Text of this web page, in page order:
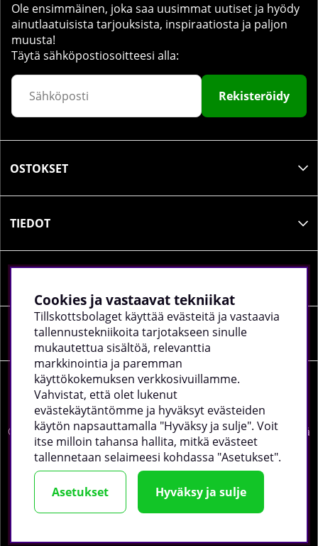
Ole ensimmäinen, joka saa uusimmat uutiset ja hyödy
ainutlaatuisista tarjouksista, inspiraatiosta ja paljon
muusta!
Täytä sähköpostiosoitteesi alla:
Rekisteröidy
OSTOKSET
TIEDOT
YRITYKSEN TIEDOT
© 2026 tillskottsbolaget.fi. Käytämme evästeitä -lue lisää
täältä.
Cookies ja vastaavat tekniikat
Tillskottsbolaget käyttää evästeitä ja vastaavia
tallennustekniikoita tarjotakseen sinulle
mukautettua sisältöä, relevanttia
markkinointia ja paremman
käyttökokemuksen verkkosivuillamme.
Vahvistat, että olet lukenut
evästekäytäntömme ja hyväksyt evästeiden
käytön napsauttamalla "Hyväksy ja sulje". Voit
itse milloin tahansa hallita, mitkä evästeet
tallennetaan selaimeesi kohdassa "Asetukset".
Asetukset Hyväksy ja sulje